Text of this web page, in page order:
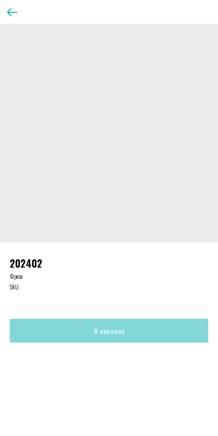
202402
Фреза
SKU:
В корзину